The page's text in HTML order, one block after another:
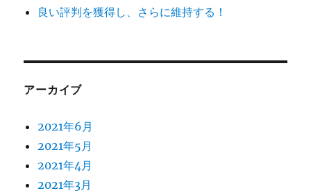
良い評判を獲得し、さらに維持する！
アーカイブ
2021年6月
2021年5月
2021年4月
2021年3月